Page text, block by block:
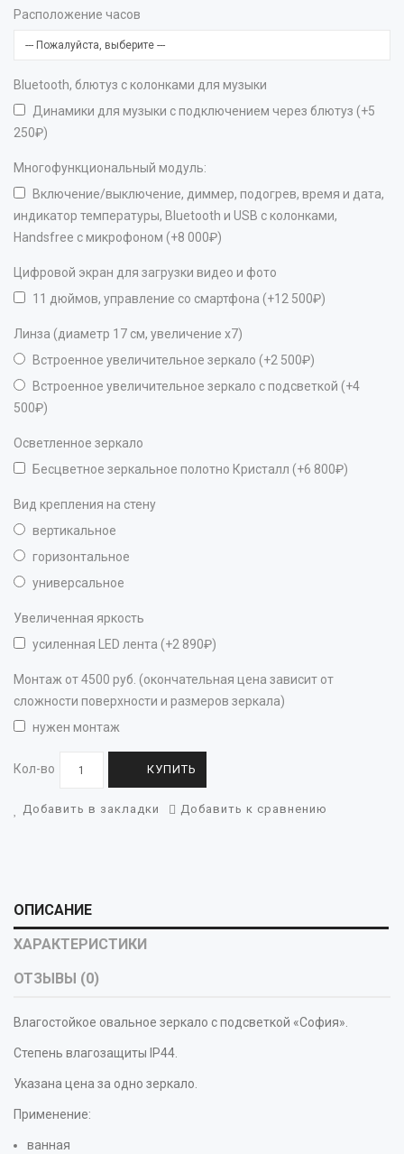
Расположение часов
Bluetooth, блютуз с колонками для музыки
Динамики для музыки с подключением через блютуз (+5
250₽)
Многофункциональный модуль:
Включение/выключение, диммер, подогрев, время и дата,
индикатор температуры, Bluetooth и USB с колонками,
Handsfree с микрофоном (+8 000₽)
Цифровой экран для загрузки видео и фото
11 дюймов, управление со смартфона (+12 500₽)
Линза (диаметр 17 см, увеличение х7)
Встроенное увеличительное зеркало (+2 500₽)
Встроенное увеличительное зеркало с подсветкой (+4
500₽)
Осветленное зеркало
Бесцветное зеркальное полотно Кристалл (+6 800₽)
Вид крепления на стену
вертикальное
горизонтальное
универсальное
Увеличенная яркость
усиленная LED лента (+2 890₽)
Монтаж от 4500 руб. (окончательная цена зависит от
сложности поверхности и размеров зеркала)
нужен монтаж
Кол-во КУПИТЬ
Добавить в закладки Добавить к сравнению
ОПИСАНИЕ
ХАРАКТЕРИСТИКИ
ОТЗЫВЫ (0)
Влагостойкое овальное зеркало с подсветкой «София».
Степень влагозащиты IP44.
Указана цена за одно зеркало.
Применение:
ванная